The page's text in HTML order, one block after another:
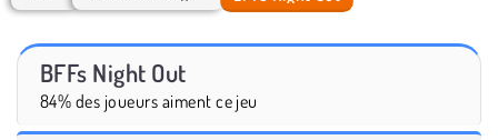
BFFs Night Out
84% des joueurs aiment ce jeu